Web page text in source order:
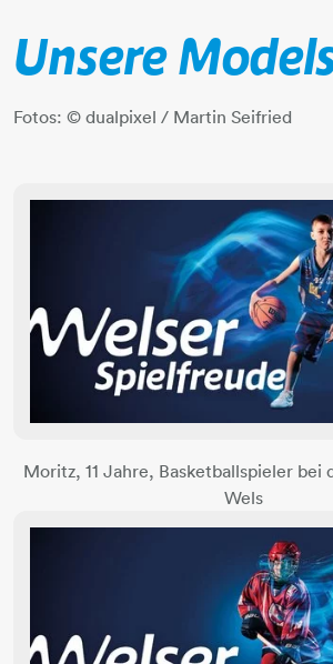
Unsere
Fotos: © dualpixel / Martin Seifried
Moritz, 11 Jahre, Basketballspieler bei
Wels